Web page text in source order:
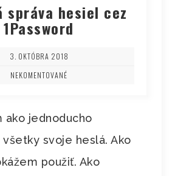
správa hesiel cez
1Password
3. OKTÓBRA 2018
NEKOMENTOVANÉ
ako jednoducho
svoje heslá. Ako
použiť. Ako